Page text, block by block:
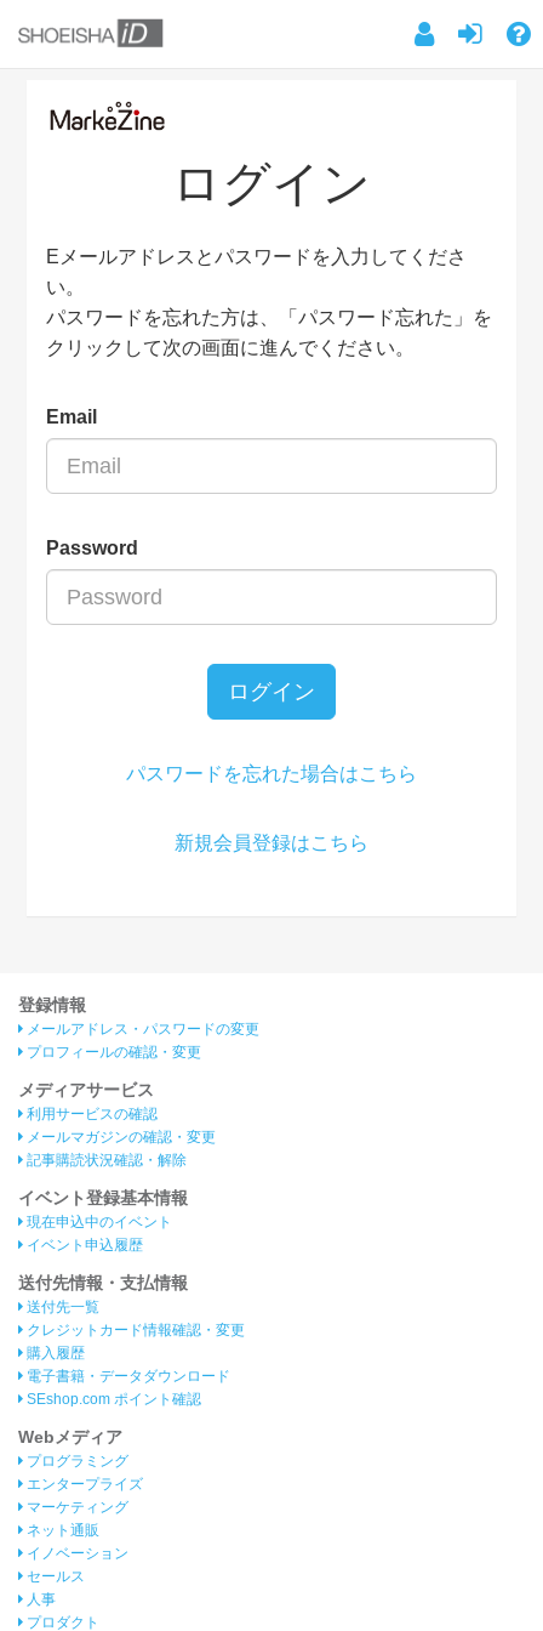
ログイン
Eメールアドレスとパスワードを入力してくださ
い。
パスワードを忘れた方は、「パスワード忘れた」を
クリックして次の画面に進んでください。
Email
Password
ログイン
パスワードを忘れた場合はこちら
新規会員登録はこちら
登録情報
メールアドレス・パスワードの変更
プロフィールの確認・変更
メディアサービス
利用サービスの確認
メールマガジンの確認・変更
記事購読状況確認・解除
イベント登録基本情報
現在申込中のイベント
イベント申込履歴
送付先情報・支払情報
送付先一覧
クレジットカード情報確認・変更
購入履歴
電子書籍・データダウンロード
SEshop.com ポイント確認
Webメディア
プログラミング
エンタープライズ
マーケティング
ネット通販
イノベーション
セールス
人事
プロダクト